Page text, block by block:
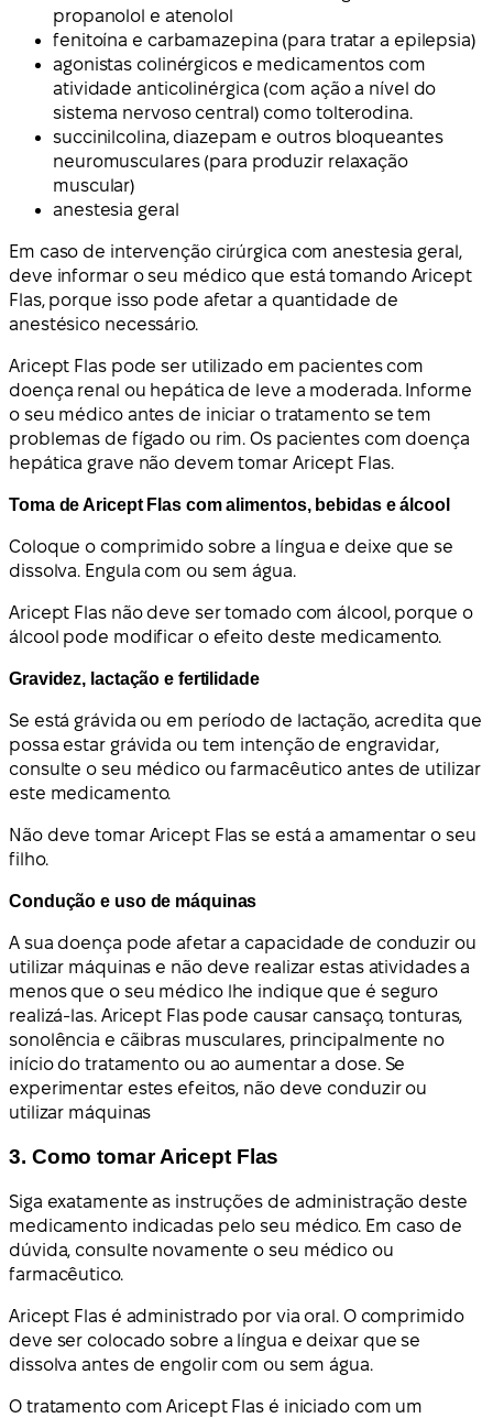
propanolol e atenolol
fenitoína e carbamazepina (para tratar a epilepsia)
agonistas colinérgicos e medicamentos com
atividade anticolinérgica (com ação a nível do
sistema nervoso central) como tolterodina.
succinilcolina, diazepam e outros bloqueantes
neuromusculares (para produzir relaxação
muscular)
anestesia geral
Em caso de intervenção cirúrgica com anestesia geral,
deve informar o seu médico que está tomando Aricept
Flas, porque isso pode afetar a quantidade de
anestésico necessário.
Aricept Flas pode ser utilizado em pacientes com
doença renal ou hepática de leve a moderada. Informe
o seu médico antes de iniciar o tratamento se tem
problemas de fígado ou rim. Os pacientes com doença
hepática grave não devem tomar Aricept Flas.
Toma de Aricept Flas com alimentos, bebidas e álcool
Coloque o comprimido sobre a língua e deixe que se
dissolva. Engula com ou sem água.
Aricept Flas não deve ser tomado com álcool, porque o
álcool pode modificar o efeito deste medicamento.
Gravidez, lactação e fertilidade
Se está grávida ou em período de lactação, acredita que
possa estar grávida ou tem intenção de engravidar,
consulte o seu médico ou farmacêutico antes de utilizar
este medicamento.
Não deve tomar Aricept Flas se está a amamentar o seu
filho.
Condução e uso de máquinas
A sua doença pode afetar a capacidade de conduzir ou
utilizar máquinas e não deve realizar estas atividades a
menos que o seu médico lhe indique que é seguro
realizá-las. Aricept Flas pode causar cansaço, tonturas,
sonolência e cãibras musculares, principalmente no
início do tratamento ou ao aumentar a dose. Se
experimentar estes efeitos, não deve conduzir ou
utilizar máquinas
3. Como tomar Aricept Flas
Siga exatamente as instruções de administração deste
medicamento indicadas pelo seu médico. Em caso de
dúvida, consulte novamente o seu médico ou
farmacêutico.
Aricept Flas é administrado por via oral. O comprimido
deve ser colocado sobre a língua e deixar que se
dissolva antes de engolir com ou sem água.
O tratamento com Aricept Flas é iniciado com um